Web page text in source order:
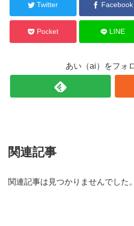
Twitter Facebook
Pocket LINE
あい（ai）をフォ
関連記事
関連記事は見つかりませんでした。